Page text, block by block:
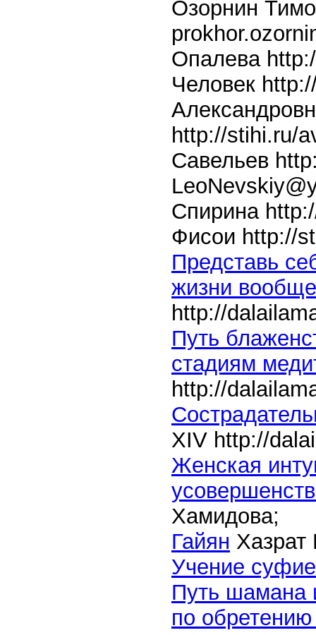
Озорнин
Опалева
Человек
http://stihi.ru/
Савельев
Спирина
Фисои http://
Представь
жизни вообще
http://
Путь
стадиям
http://
XIV http://
Женская
Хамидова;
Гайян Хазрат
Учение
Путь шамана
по